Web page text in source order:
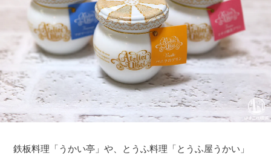
鉄板料理「うかい亭」や、とうふ料理「とうふ屋うかい」